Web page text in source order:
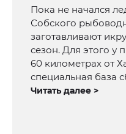
Пока не начался
Собского
заготавливают
сезон. Для этого у
60 километрах от
специальная база
Читать далее >